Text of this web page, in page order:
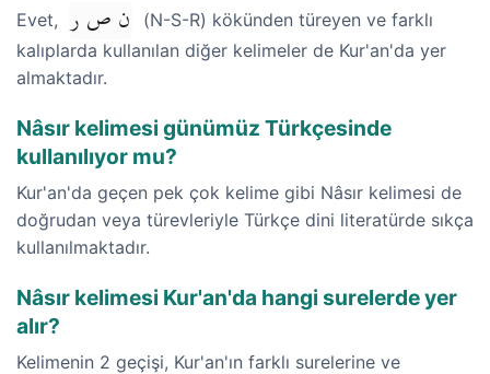
Evet, ن ص ر
(N-S-R) kökünden türeyen ve farklı
kalıplarda kullanılan diğer kelimeler de Kur'an'da yer
almaktadır.
Nâsır kelimesi günümüz Türkçesinde
kullanılıyor mu?
Kur'an'da geçen pek çok kelime gibi Nâsır kelimesi de
doğrudan veya türevleriyle Türkçe dini literatürde sıkça
kullanılmaktadır.
Nâsır kelimesi Kur'an'da hangi surelerde yer
alır?
Kelimenin 2 geçişi, Kur'an'ın farklı surelerine ve